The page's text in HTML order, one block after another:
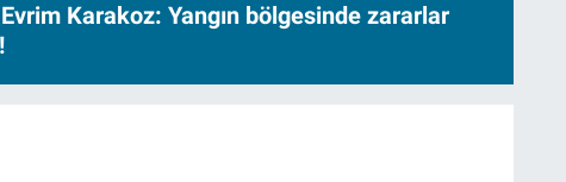
Karakoz: Yangın bölgesinde zararlar